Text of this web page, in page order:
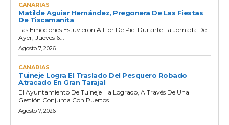
CANARIAS
Matilde Aguiar Hernández, Pregonera De Las Fiestas
De Tiscamanita
Las Emociones Estuvieron A Flor De Piel Durante La Jornada De
Ayer, Jueves 6...
Agosto 7, 2026
CANARIAS
Tuineje Logra El Traslado Del Pesquero Robado
Atracado En Gran Tarajal
El Ayuntamiento De Tuineje Ha Logrado, A Través De Una
Gestión Conjunta Con Puertos...
Agosto 7, 2026